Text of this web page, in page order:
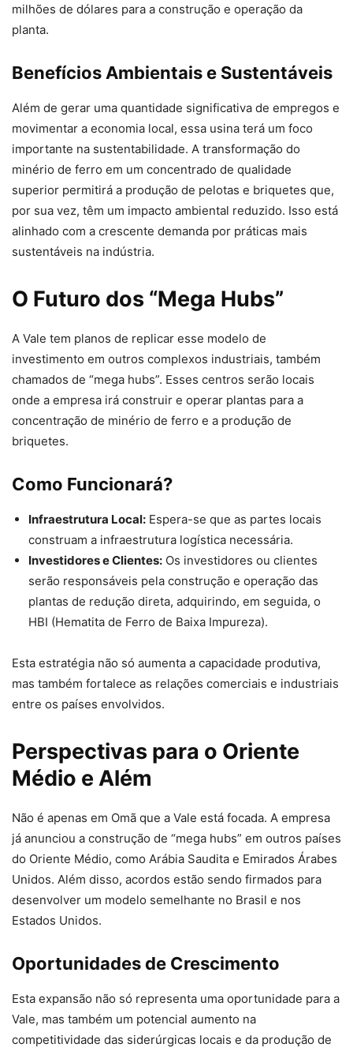
milhões de dólares para a construção e operação da
planta.
Benefícios Ambientais e Sustentáveis
Além de gerar uma quantidade significativa de empregos e
movimentar a economia local, essa usina terá um foco
importante na sustentabilidade. A transformação do
minério de ferro em um concentrado de qualidade
superior permitirá a produção de pelotas e briquetes que,
por sua vez, têm um impacto ambiental reduzido. Isso está
alinhado com a crescente demanda por práticas mais
sustentáveis na indústria.
O Futuro dos “Mega Hubs”
A Vale tem planos de replicar esse modelo de
investimento em outros complexos industriais, também
chamados de “mega hubs”. Esses centros serão locais
onde a empresa irá construir e operar plantas para a
concentração de minério de ferro e a produção de
briquetes.
Como Funcionará?
Infraestrutura Local: Espera-se que as partes locais
construam a infraestrutura logística necessária.
Investidores e Clientes: Os investidores ou clientes
serão responsáveis pela construção e operação das
plantas de redução direta, adquirindo, em seguida, o
HBI (Hematita de Ferro de Baixa Impureza).
Esta estratégia não só aumenta a capacidade produtiva,
mas também fortalece as relações comerciais e industriais
entre os países envolvidos.
Perspectivas para o Oriente
Médio e Além
Não é apenas em Omã que a Vale está focada. A empresa
já anunciou a construção de “mega hubs” em outros países
do Oriente Médio, como Arábia Saudita e Emirados Árabes
Unidos. Além disso, acordos estão sendo firmados para
desenvolver um modelo semelhante no Brasil e nos
Estados Unidos.
Oportunidades de Crescimento
Esta expansão não só representa uma oportunidade para a
Vale, mas também um potencial aumento na
competitividade das siderúrgicas locais e da produção de